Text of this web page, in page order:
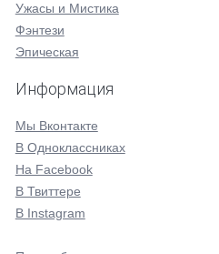
Ужасы и Мистика
Фэнтези
Эпическая
Информация
Мы Вконтакте
В Одноклассниках
На Facebook
В Твиттере
В Instagram